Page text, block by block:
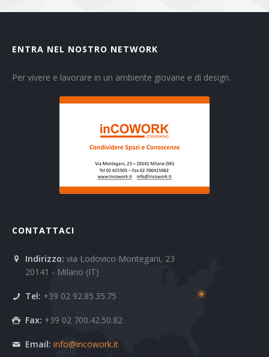
ENTRA NEL NOSTRO NETWORK
Per vivere e lavorare in un ambiente giovane e di design.
CONTATTACI
Indirizzo: via Lodovico Montegani, 23
20141 - Milano (IT)
Tel: +39 02 92.85.35.75
Fax: +39 02 700.42.50.82
Email: info@incowork.it